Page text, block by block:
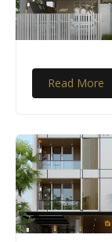
Read More